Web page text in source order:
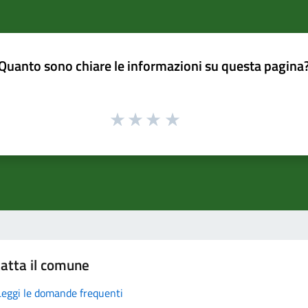
sono chiare le informazioni su questa
il comune
le domande frequenti